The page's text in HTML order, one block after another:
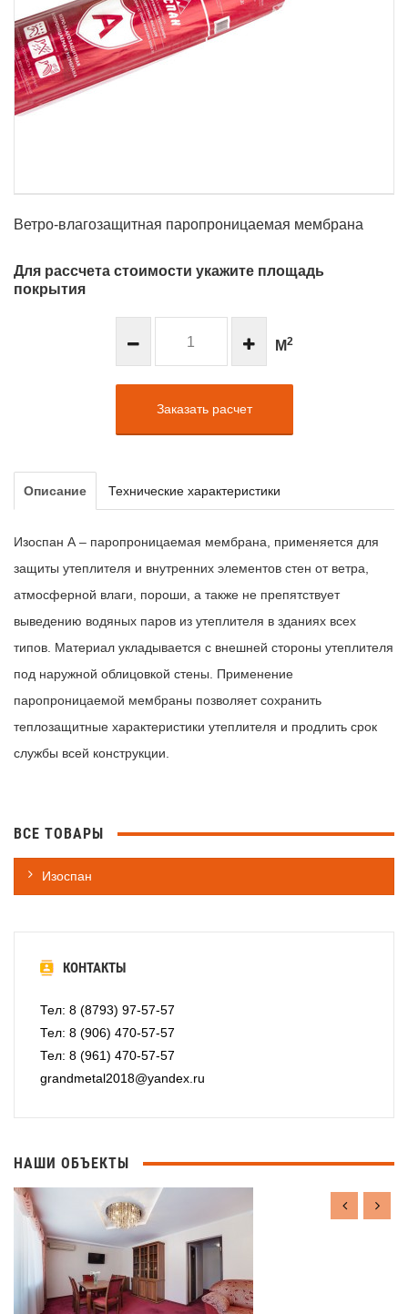
Ветро-влагозащитная паропроницаемая мембрана
М2
Для рассчета стоимости укажите площадь
покрытия
Заказать расчет
Описание Технические характеристики
Изоспан А – паропроницаемая мембрана, применяется для
защиты утеплителя и внутренних элементов стен от ветра,
атмосферной влаги, пороши, а также не препятствует
выведению водяных паров из утеплителя в зданиях всех
типов. Материал укладывается с внешней стороны утеплителя
под наружной облицовкой стены. Применение
паропроницаемой мембраны позволяет сохранить
теплозащитные характеристики утеплителя и продлить срок
службы всей конструкции.
ВСЕ ТОВАРЫ
Изоспан
КОНТАКТЫ
Тел: 8 (8793) 97-57-57
Тел: 8 (906) 470-57-57
Тел: 8 (961) 470-57-57
grandmetal2018@yandex.ru
НАШИ ОБЪЕКТЫ